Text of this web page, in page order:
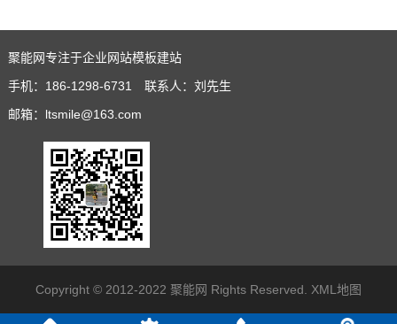
聚能网专注于企业网站模板建站
手机：186-1298-6731 联系人：刘先生
邮箱：ltsmile@163.com
Copyright © 2012-2022 聚能网 Rights Reserved. XML地图